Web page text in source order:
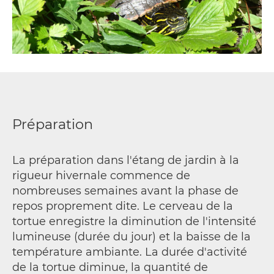
Préparation
La préparation dans l'étang de jardin à la
rigueur hivernale commence de
nombreuses semaines avant la phase de
repos proprement dite. Le cerveau de la
tortue enregistre la diminution de l'intensité
lumineuse (durée du jour) et la baisse de la
température ambiante. La durée d'activité
de la tortue diminue, la quantité de